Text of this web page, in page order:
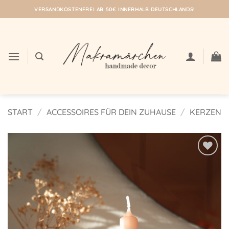
Inhalt
VERSANDKOSTENFREI AB 50€ INNERHALB DEUTSCHLANDS!
START / ACCESSOIRES FÜR DEIN ZUHAUSE / KERZEN